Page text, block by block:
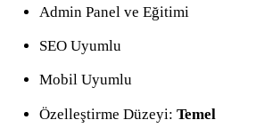
Admin Panel ve Eğitimi
SEO Uyumlu
Mobil Uyumlu
Özelleştirme Düzeyi: Temel